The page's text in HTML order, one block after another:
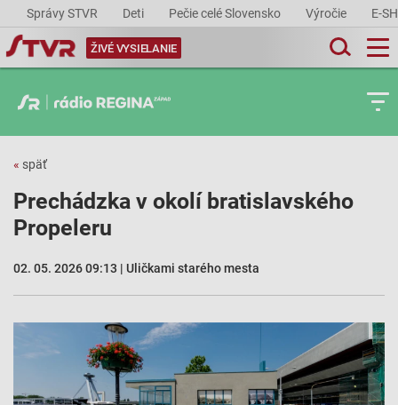
Správy STVR Deti Pečie celé Slovensko Výročie E-
ŽIVÉ VYSIELANIE
« späť
Prechádzka v okolí bratislavského
Propeleru
02. 05. 2026 09:13 | Uličkami starého mesta